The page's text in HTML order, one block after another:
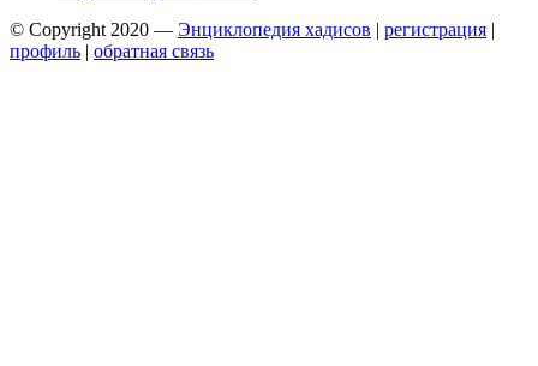
© Copyright 2020 — Энциклопедия хадисов | регистрация |
профиль | обратная связь